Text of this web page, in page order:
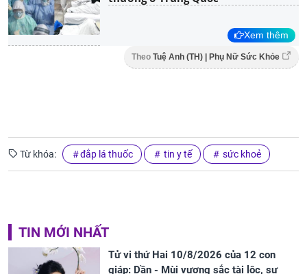
Xem thêm
Theo Tuệ Anh (TH) | Phụ Nữ Sức Khỏe
Từ khóa: đắp lá thuốc tin y tế sức khoẻ
TIN MỚI NHẤT
Tử vi thứ Hai 10/8/2026 của 12 con
giáp: Dần - Mùi vượng sắc tài lộc, sự